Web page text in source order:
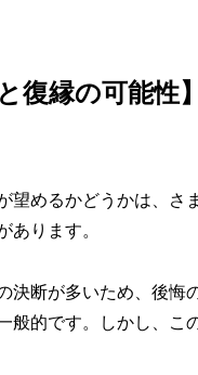
復縁の可能性】
望めるかどうかは、さ
あります。
断が多いため、後悔
般的です。しかし、こ